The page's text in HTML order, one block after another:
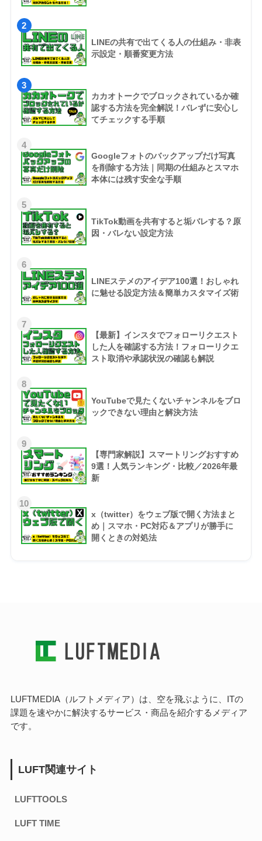
2
LINEの共有で出てくる人の仕組み・非表
示設定・順番変更方法
3
カカオトークでブロックされているか確
認する方法を完全解説！バレずに安心し
てチェックする手順
4
Googleフォトのバックアップだけ写真
を削除する方法｜同期の仕組みとスマホ
本体には残す安全な手順
5
TikTok動画を共有すると垢バレする？原
因・バレない設定方法
6
LINEステメのアイデア100選！おしゃれ
に魅せる設定方法＆簡単カスタマイズ術
7
【最新】インスタでフォローリクエスト
した人を確認する方法！フォローリクエ
スト取消や承認状況の確認も解説
8
YouTubeで見たくないチャンネルをブロ
ックできない理由と解決方法
9
【専門家解説】スマートリングおすすめ
9選！人気ランキング・比較／2026年最
新
10
x（twitter）をウェブ版で開く方法まと
め｜スマホ・PC対応＆アプリが勝手に
開くときの対処法
LUFTMEDIA（ルフトメディア）は、空を飛ぶように、ITの
課題を速やかに解決するサービス・商品を紹介するメディア
です。
LUFT関連サイト
LUFTTOOLS
LUFT TIME